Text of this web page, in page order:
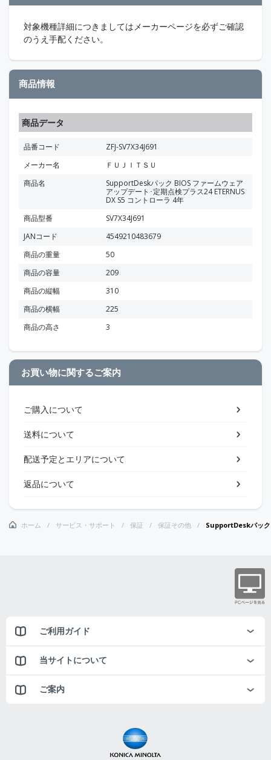
対象機種詳細につきましてはメーカーページを必ずご確認
のうえ手配ください。
商品情報
商品データ
品番コード
ZFJ-SV7X34J691
メーカー名
ＦＵＪＩＴＳＵ
商品名
SupportDeskパック BIOS ファームウェア
アップデート･定期点検プラス24 ETERNUS
DX S5 コントローラ 4年
商品型番
SV7X34J691
JANコード
4549210483679
商品の重量
50
商品の容量
209
商品の縦幅
310
商品の横幅
225
商品の高さ
3
お買い物に関するご案内
ご購入について
送料について
配送予定とエリアについて
返品について
ホーム サービス・サポート 保証 保証その他 SupportDeskパック
ご利用ガイド
当サイトについて
ご案内